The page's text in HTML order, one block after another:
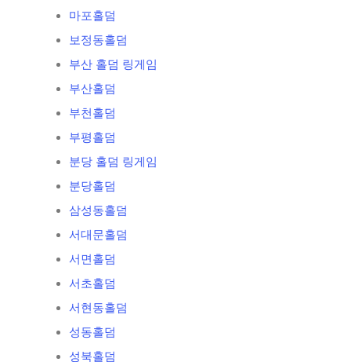
마포홀덤
보정동홀덤
부산 홀덤 링게임
부산홀덤
부천홀덤
부평홀덤
분당 홀덤 링게임
분당홀덤
삼성동홀덤
서대문홀덤
서면홀덤
서초홀덤
서현동홀덤
성동홀덤
성북홀덤